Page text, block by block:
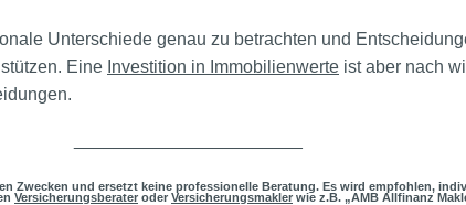
Unterschiede genau zu betrachten und
Eine Investition in Immobilienwerte ist aber nach
Zwecken und ersetzt keine professionelle Beratung. Es wird empfohlen,
Versicherungsberater oder Versicherungsmakler wie z.B. „AMB Allfinanz